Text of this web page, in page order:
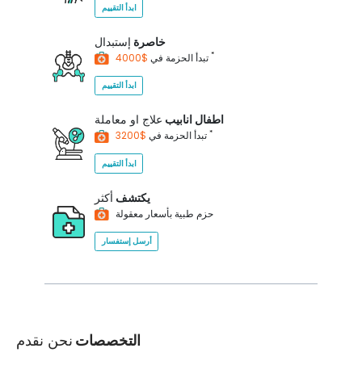
ابدأ التقييم
خاصرة إستبدال
تبدأ الحزمة في *
ابدأ التقييم
اطفال انابيب علاج او معاملة
تبدأ الحزمة في *
ابدأ التقييم
يكتشف أكثر
حزم طبية بأسعار معقولة
أرسل إستفسار
التخصصات نحن نقدم